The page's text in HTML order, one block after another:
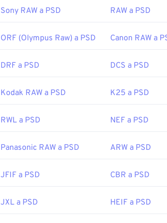
Sony RAW a PSD RAW a PSD
ORF (Olympus Raw) a PSD Canon RAW a
DRF a PSD DCS a PSD
Kodak RAW a PSD K25 a PSD
RWL a PSD NEF a PSD
Panasonic RAW a PSD ARW a PSD
JFIF a PSD CBR a PSD
JXL a PSD HEIF a PSD